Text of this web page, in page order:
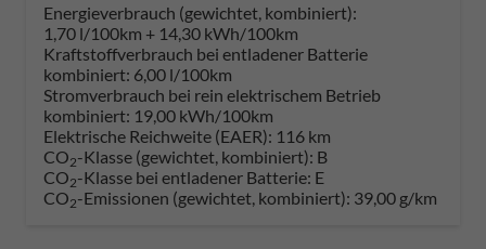
Energieverbrauch (gewichtet, kombiniert):
1,70 l/100km + 14,30 kWh/100km
Kraftstoffverbrauch bei entladener Batterie
kombiniert: 6,00 l/100km
Stromverbrauch bei rein elektrischem Betrieb
kombiniert: 19,00 kWh/100km
Elektrische Reichweite (EAER): 116 km
CO2-Klasse (gewichtet, kombiniert): B
CO2-Klasse bei entladener Batterie: E
CO2-Emissionen (gewichtet, kombiniert): 39,00 g/km